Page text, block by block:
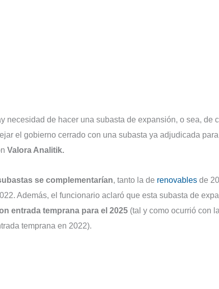
necesidad de hacer una subasta de expansión, o sea, de
el gobierno cerrado con una subasta ya adjudicada para
Valora Analitik.
se complementarían, tanto la de renovables de
Además, el funcionario aclaró que esta subasta de
entrada temprana para el 2025 (tal y como ocurrió con
temprana en 2022).